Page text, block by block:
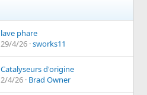
lave phare
29/4/26 sworks11
Catalyseurs d'origine
2/4/26 Brad Owner